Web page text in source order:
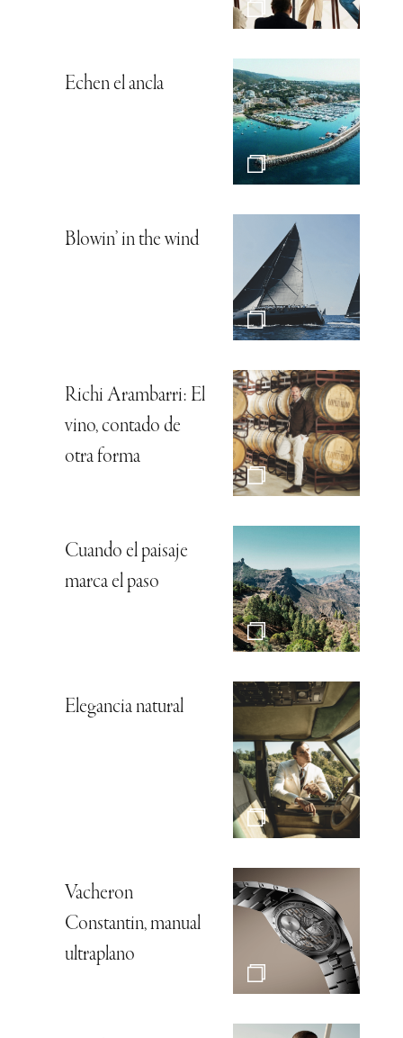
Echen el ancla
Blowin’ in the wind
Richi Arambarri: El
vino, contado de
otra forma
Cuando el paisaje
marca el paso
Elegancia natural
Vacheron
Constantin, manual
ultraplano